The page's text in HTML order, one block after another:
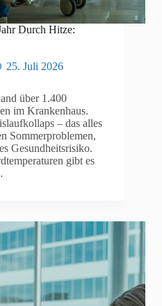
Durch Hitze:
25. Juli 2026
über 1.400
im Krankenhaus.
– das alles
Sommerproblemen,
Gesundheitsrisiko.
gibt es